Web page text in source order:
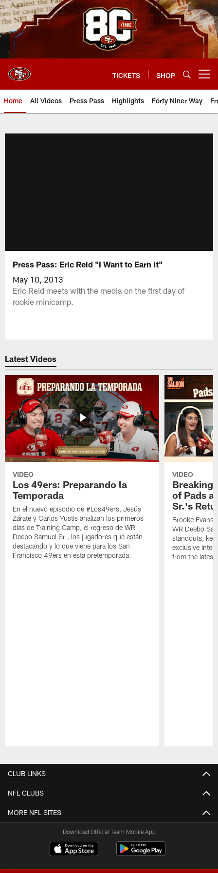
Skip
to
main
content
TICKETS SHOP
Home All Videos Press Pass Highlights Forty Niner Way
Press Pass: Eric Reid "I Want to Earn it"
May 10, 2013
Eric Reid meets with the media on the first day of
rookie minicamp.
Latest Videos
VIDEO
Los 49ers: Preparando la
Temporada
En el nuevo episodio de #Los49ers, Jesús
Zárate y Carlos Yustis analizan los primeros
días de Training Camp, el regreso de WR
Deebo Samuel Sr., los jugadores que están
destacando y lo que viene para los San
Francisco 49ers en esta pretemporada.
VIDEO
Breaking
of Pads
Sr.'s
Brooke Evans
WR Deebo
standouts,
exclusive
from the latest
CLUB LINKS
NFL CLUBS
MORE NFL SITES
Download Official Team Mobile App